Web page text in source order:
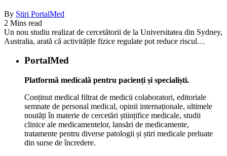
By Știri PortalMed
2 Mins read
Un nou studiu realizat de cercetătorii de la Universitatea din Sydney,
Australia, arată că activitățile fizice regulate pot reduce riscul…
PortalMed
Platformă medicală pentru pacienți și specialiști.
Conținut medical filtrat de medicii colaboratori, editoriale
semnate de personal medical, opinii internaționale, ultimele
noutăți în materie de cercetări științifice medicale, studii
clinice ale medicamentelor, lansări de medicamente,
tratamente pentru diverse patologii și știri medicale preluate
din surse de încredere.